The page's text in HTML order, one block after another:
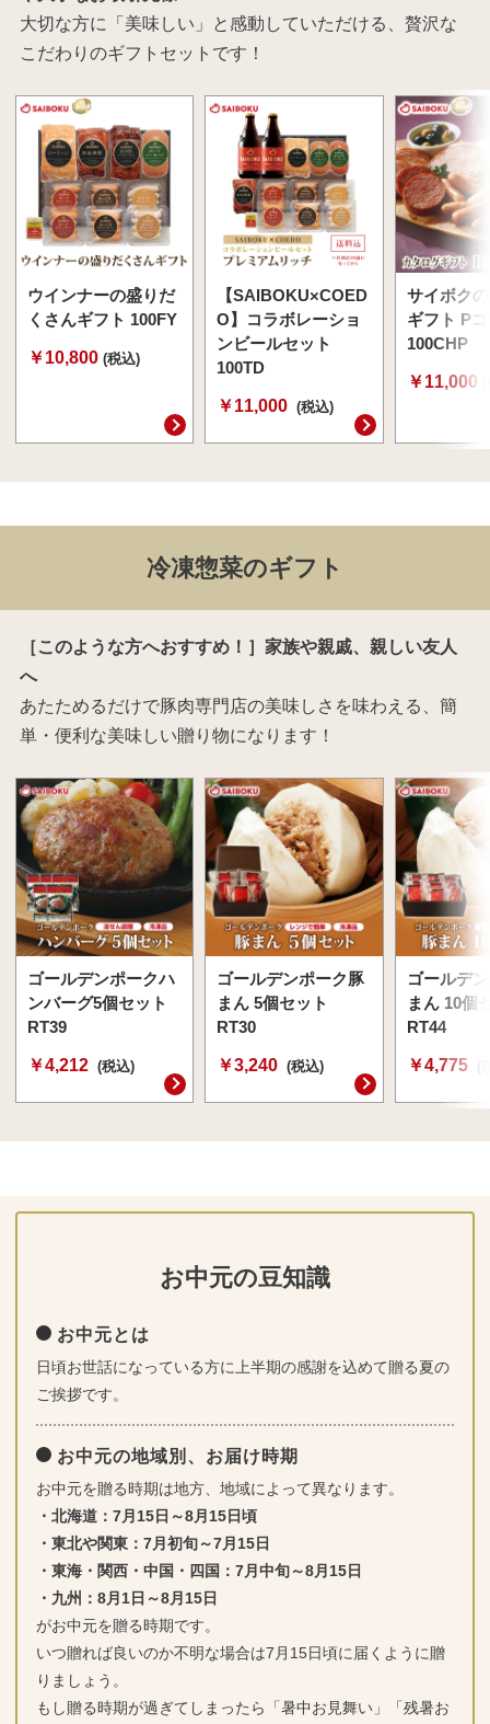
大切な方に「美味しい」と感動していただける、贅沢な
こだわりのギフトセットです！
ウインナーの盛りだ
くさんギフト 100FY
￥10,800 (税込)
【SAIBOKU×COED
O】コラボレーショ
ンビールセット
100TD
￥11,000 (税込)
サイボク
ギフト P
100CHP
￥11,000
冷凍惣菜のギフト
［このような方へおすすめ！］家族や親戚、親しい友人
へ
あたためるだけで豚肉専門店の美味しさを味わえる、簡
単・便利な美味しい贈り物になります！
ゴールデンポークハ
ンバーグ5個セット
RT39
￥4,212 (税込)
ゴールデンポーク豚
まん 5個セット
RT30
￥3,240 (税込)
ゴールデ
まん 10個
RT44
￥4,775
お中元の豆知識
お中元とは
日頃お世話になっている方に上半期の感謝を込めて贈る夏の
ご挨拶です。
お中元の地域別、お届け時期
お中元を贈る時期は地方、地域によって異なります。
・北海道：7月15日～8月15日頃
・東北や関東：7月初旬～7月15日
・東海・関西・中国・四国：7月中旬～8月15日
・九州：8月1日～8月15日
がお中元を贈る時期です。
いつ贈れば良いのか不明な場合は7月15日頃に届くように贈
りましょう。
もし贈る時期が過ぎてしまったら「暑中お見舞い」「残暑お